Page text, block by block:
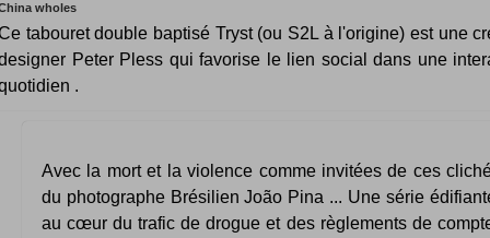
wholes
tabouret double baptisé Tryst (ou S2L à l'origine) est une
Peter Pless qui favorise le lien social dans une
.
Avec la mort et la violence comme invitées de ces
du photographe Brésilien João Pina ... Une série
au cœur du trafic de drogue et des règlements de